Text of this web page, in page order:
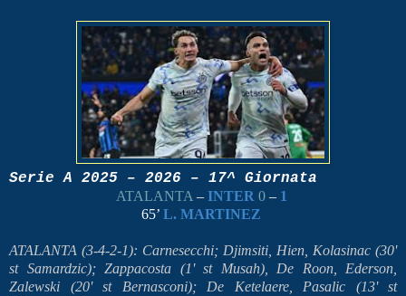
Serie A 2025 – 2026 – 17^ Giornata
ATALANTA– INTER0– 1
65’ L. MARTINEZ
ATALANTA (3-4-2-1): Carnesecchi; Djimsiti, Hien, Kolasinac (30'
st Samardzic); Zappacosta (1' st Musah), De Roon, Ederson,
Zalewski (20' st Bernasconi); De Ketelaere, Pasalic (13' st